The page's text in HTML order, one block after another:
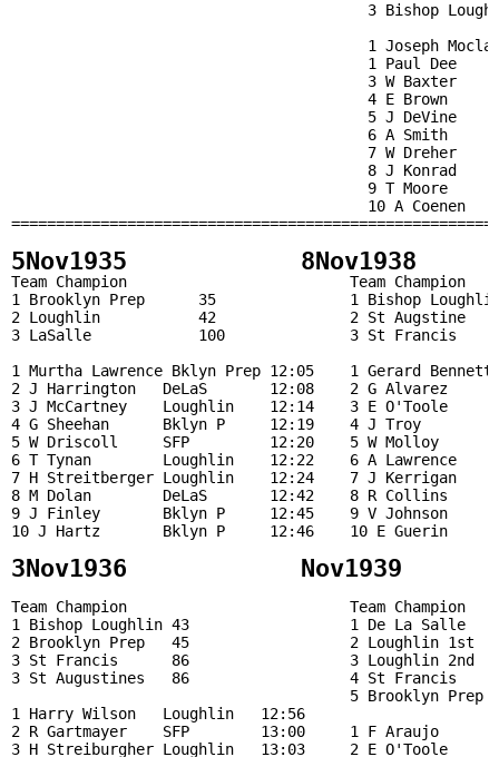
3 Bishop Loughlin
1 Joseph Moclair Man Prep
1 Paul Dee     Man Prep
3 W Baxter     Man Prep
4 E Brown      St John's
5 J DeVine     DeLaS
6 A Smith      St John's
7 W Dreher     LaSalle
8 J Konrad     Loughlin
9 T Moore
10 A Coenen    LaS MA
5Nov1935            8Nov1938
Team Champion                         Team Champion
1 Brooklyn Prep      35               1 Bishop
2 Loughlin           42               2 St Augstine
3 LaSalle            100              3 St Francis
1 Murtha Lawrence Bklyn Prep 12:05    1 Gerard
2 J Harrington   DeLaS       12:08    2 G Alvarez
3 J McCartney    Loughlin    12:14    3 E O'Toole
4 G Sheehan      Bklyn P     12:19    4 J Troy
5 W Driscoll     SFP         12:20    5 W Molloy
6 T Tynan        Loughlin    12:22    6 A Lawrence
7 H Streitberger Loughlin    12:24    7 J Kerrigan
8 M Dolan        DeLaS       12:42    8 R Collins
9 J Finley       Bklyn P     12:45    9 V Johnson
10 J Hartz       Bklyn P     12:46    10 E Guerin
Team Champion                         Team Champion
1 Bishop Loughlin 43                  1 De La Salle
2 Brooklyn Prep   45                  2 Loughlin
3 St Francis      86                  3 Loughlin
3 St Augustines   86                  4 St Francis
5 Brooklyn Prep
1 Harry Wilson   Loughlin   12:56
2 R Gartmayer    SFP        13:00     1 F Araujo
3 H Streiburgher Loughlin   13:03     2 E O'Toole